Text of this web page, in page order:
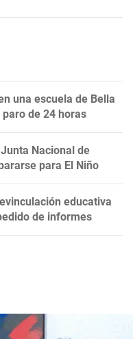
una escuela de Bella
de 24 horas
Nacional de
para El Niño
educativa
de informes